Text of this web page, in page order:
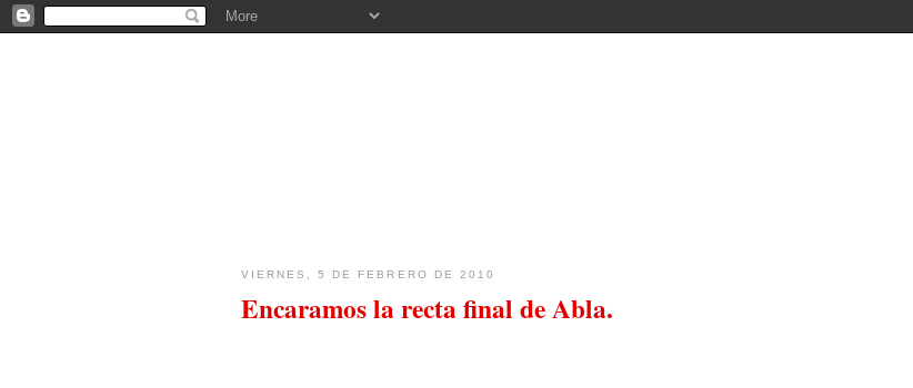
VIERNES, 5 DE FEBRERO DE 2010
Encaramos la recta final de Abla.